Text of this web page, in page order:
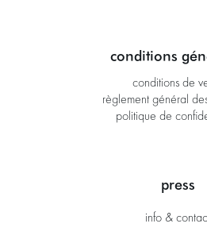
conditions
conditions de
règlement général
politique de
press
info &